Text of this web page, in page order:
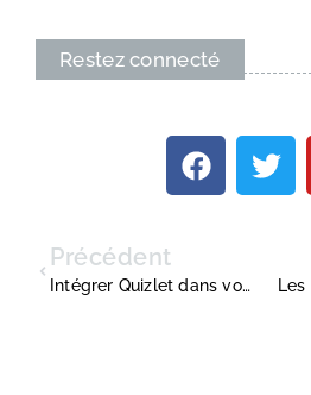
Restez connecté
Précédent
Intégrer Quizlet dans votre stratégie d’entreprise : mode d’emploi